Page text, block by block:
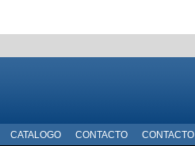
CATALOGO CONTACTO CONTACTO